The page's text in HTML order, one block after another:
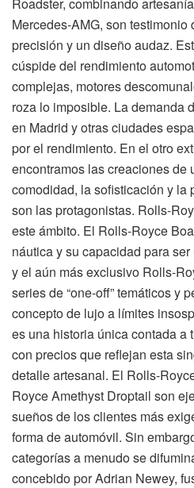
Mercedes-AMG, son
precisión y un diseño audaz.
cúspide del rendimiento
complejas, motores
roza lo imposible. La demanda
en Madrid y otras ciudades
por el rendimiento. En el otro
encontramos las creaciones de
comodidad, la sofisticación y la
son las protagonistas. Rolls-
este ámbito. El Rolls-Royce
náutica y su capacidad para
y el aún más exclusivo Rolls-
series de “one-off” temáticos y
concepto de lujo a límites
es una historia única contada a
con precios que reflejan esta
detalle artesanal. El Rolls-
Royce Amethyst Droptail son
sueños de los clientes más
forma de automóvil. Sin
categorías a menudo se
concebido por Adrian Newey,